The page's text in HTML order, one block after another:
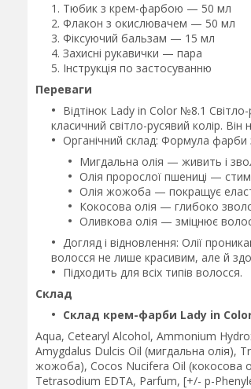
Тюбик з крем-фарбою — 50 мл
Флакон з окислювачем — 50 мл
Фіксуючий бальзам — 15 мл
Захисні рукавички — пара
Інструкція по застосуванню
Переваги
Відтінок Lady in Color №8.1
класичний світло-русявий колір.
Органічний склад: Формула фарби
Мигдальна олія — живить і
Олія пророслої пшениці —
Олія жожоба — покращує
Кокосова олія — глибоко
Оливкова олія — зміцнює
Догляд і відновлення: Олії
волосся не лише красивим, але й
Підходить для всіх типів волосся.
Склад
Склад крем-фарби Lady in
Aqua, Cetearyl Alcohol, Ammonium
Amygdalus Dulcis Oil (мигдальна олія),
жожоба), Cocos Nucifera Oil (кокосова
Tetrasodium EDTA, Parfum, [+/- p-